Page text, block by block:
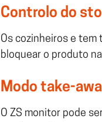
Controlo do
Os cozinheiros e
bloquear o produto
Modo take-
O ZS monitor pode